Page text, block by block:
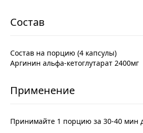
Состав на порцию (4 капсулы)
Аргинин альфа-кетоглутарат 2400мг
Принимайте 1 порцию за 30-40 мин